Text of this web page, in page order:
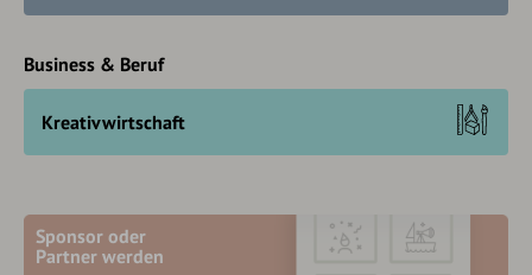
Business & Beruf
Kreativwirtschaft
Sponsor oder
Partner werden